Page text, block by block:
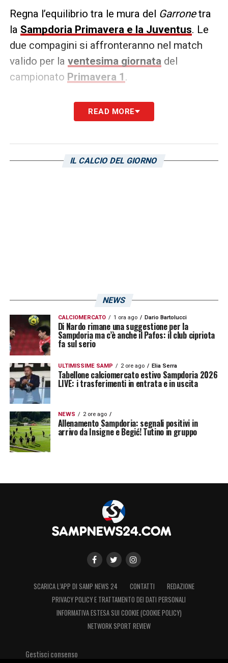
Regna l’equilibrio tra le mura del Garronetra
la Sampdoria Primavera e la Juventus. Le
due compagini si affronteranno nel match
valido per la ventesima giornata del
campionato Primavera 1 .
I blucerchiati diFelice Tufanovogliono
replicare il risultato dell’andata (vittoria per
cinque vittorie a testa e tre pareggi tra
READ MORE
IL CALCIO DEL GIORNO
NEWS
CALCIOMERCATO 1 ora ago Dario Bartolucci
Di Nardo rimane una suggestione per la
Sampdoria ma c’è anche il Pafos: il club cipriota
fa sul serio
ULTIMISSIME SAMP 2 ore ago Elia Serra
Tabellone calciomercato estivo Sampdoria 2026
LIVE: i trasferimenti in entrata e in uscita
NEWS 2 ore ago
Allenamento Sampdoria: segnali positivi in
arrivo da Insigne e Begić! Tutino in gruppo
SCARICA L’APP DI SAMP NEWS 24 CONTATTI
REDAZIONE
PRIVACY POLICY E TRATTAMENTO DEI DATI PERSONALI
INFORMATIVA ESTESA SUI COOKIE (COOKIE POLICY)
NETWORK SPORT REVIEW
Gestisci consenso